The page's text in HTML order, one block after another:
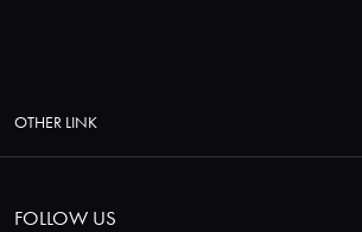
OTHER LINK
FOLLOW US